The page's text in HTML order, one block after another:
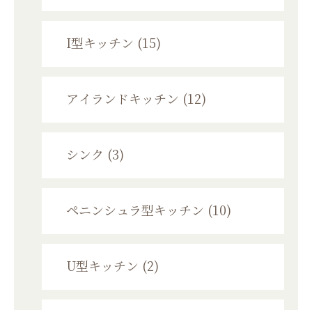
I型キッチン (15)
アイランドキッチン (12)
シンク (3)
ペニンシュラ型キッチン (10)
U型キッチン (2)